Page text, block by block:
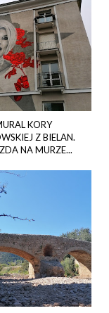
KORY
Z BIELAN.
NA MURZE...